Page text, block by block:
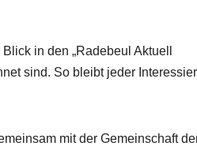
in den „Radebeul Aktuell
sind. So bleibt jeder
mit der Gemeinschaft